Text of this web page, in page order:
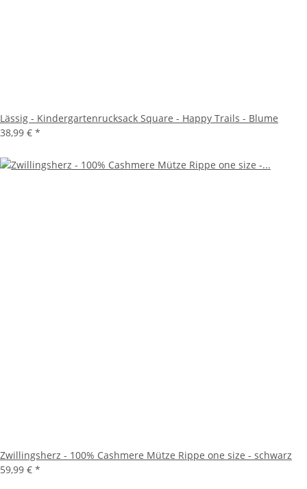
Lässig - Kindergartenrucksack Square - Happy Trails - Blume
38,99 € *
Zwillingsherz - 100% Cashmere Mütze Rippe one size - schwarz
59,99 € *